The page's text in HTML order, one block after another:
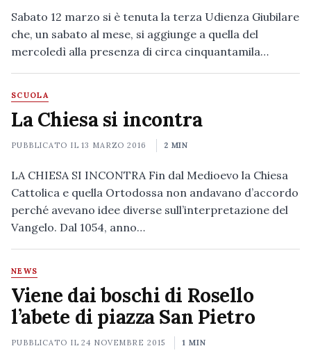
Sabato 12 marzo si è tenuta la terza Udienza Giubilare
che, un sabato al mese, si aggiunge a quella del
mercoledì alla presenza di circa cinquantamila…
SCUOLA
La Chiesa si incontra
PUBBLICATO IL13 MARZO 2016 2 MIN
LA CHIESA SI INCONTRA Fin dal Medioevo la Chiesa
Cattolica e quella Ortodossa non andavano d’accordo
perché avevano idee diverse sull’interpretazione del
Vangelo. Dal 1054, anno…
NEWS
Viene dai boschi di Rosello
l’abete di piazza San Pietro
PUBBLICATO IL24 NOVEMBRE 2015 1 MIN